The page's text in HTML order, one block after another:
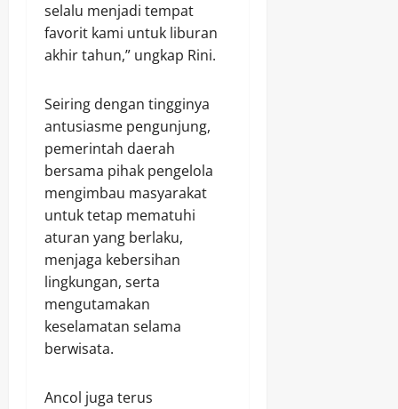
selalu menjadi tempat
favorit kami untuk liburan
akhir tahun,” ungkap Rini.
Seiring dengan tingginya
antusiasme pengunjung,
pemerintah daerah
bersama pihak pengelola
mengimbau masyarakat
untuk tetap mematuhi
aturan yang berlaku,
menjaga kebersihan
lingkungan, serta
mengutamakan
keselamatan selama
berwisata.
Ancol juga terus